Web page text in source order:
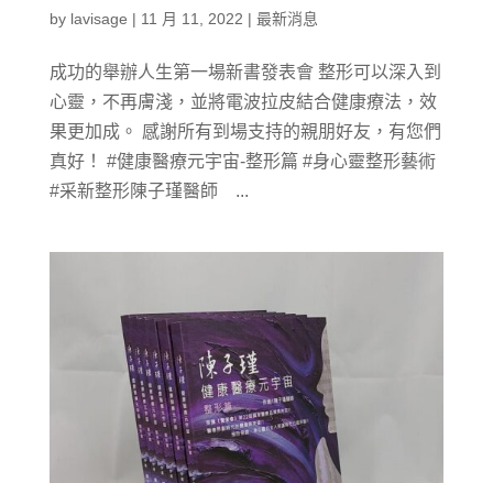
by lavisage | 11 月 11, 2022 | 最新消息
成功的舉辦人生第一場新書發表會 整形可以深入到
心靈，不再膚淺，並將電波拉皮結合健康療法，效
果更加成。 感謝所有到場支持的親朋好友，有您們
真好！ #健康醫療元宇宙-整形篇 #身心靈整形藝術
#采新整形陳子瑾醫師 ...